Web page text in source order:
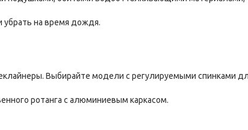
на время дождя.
Выбирайте модели с регулируемыми спинками
ротанга с алюминиевым каркасом.